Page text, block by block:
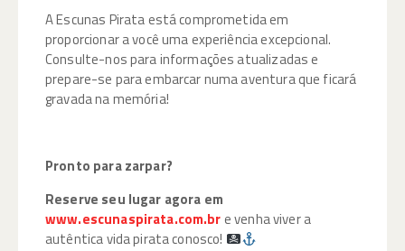
A Escunas Pirata está comprometida em
proporcionar a você uma experiência excepcional.
Consulte-nos para informações atualizadas e
prepare-se para embarcar numa aventura que ficará
gravada na memória!
Pronto para zarpar?
Reserve seu lugar agora em
www.escunaspirata.com.bre venha viver a
autêntica vida pirata conosco!